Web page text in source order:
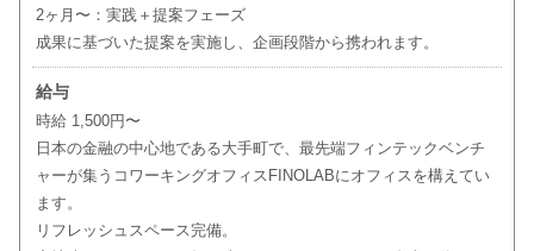
2ヶ月〜：実践＋提案フェーズ
成果に基づいた提案を実施し、企画段階から携われます。
給与
時給 1,500円〜
日本の金融の中心地である大手町で、最先端フィンテックベンチ
ャーが集うコワーキングオフィスFINOLABにオフィスを構えてい
ます。
リフレッシュスペース完備。